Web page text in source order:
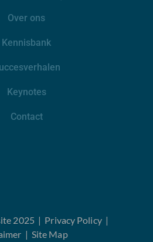
Over ons
Kennisbank
Keynotes
Contact
2025 | Privacy Policy|
| Site Map